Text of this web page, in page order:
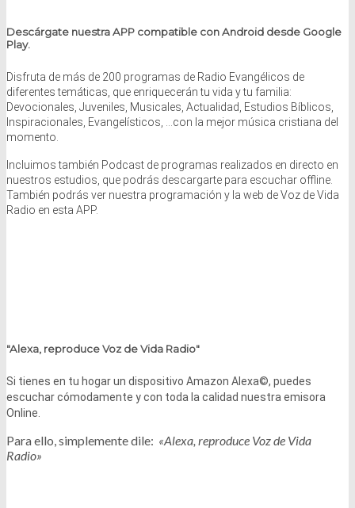
Descárgate nuestra APP compatible con Android desde Google
Play.
Disfruta de más de 200 programas de Radio Evangélicos de
diferentes temáticas, que enriquecerán tu vida y tu familia:
Devocionales, Juveniles, Musicales, Actualidad, Estudios Bíblicos,
Inspiracionales, Evangelísticos, …con la mejor música cristiana del
momento.
Incluimos también Podcast de programas realizados en directo en
nuestros estudios, que podrás descargarte para escuchar offline.
También podrás ver nuestra programación y la web de Voz de Vida
Radio en esta APP.
"Alexa, reproduce Voz de Vida Radio"
Si tienes en tu hogar un dispositivo Amazon Alexa©, puedes
escuchar cómodamente y con toda la calidad nuestra emisora
Online.
Para ello, simplemente dile: «Alexa, reproduce Voz de Vida
Radio»